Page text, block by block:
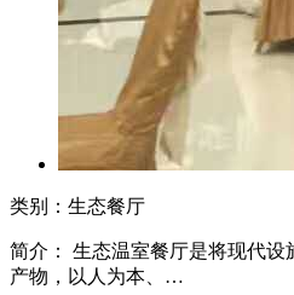
类别：生态餐厅
简介： 生态温室餐厅是将现代
产物，以人为本、…